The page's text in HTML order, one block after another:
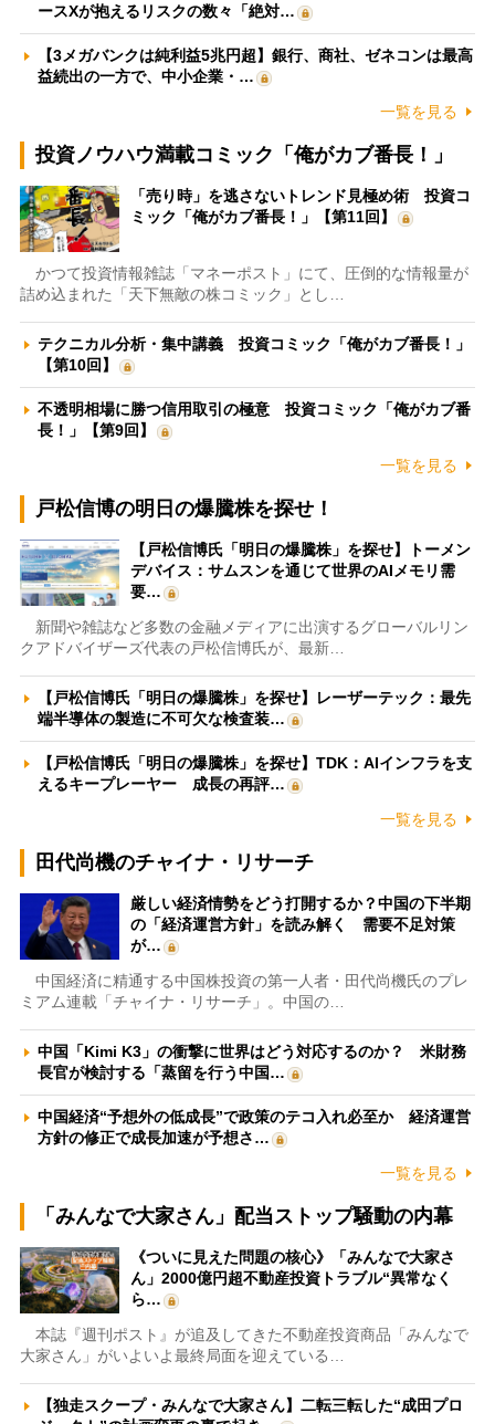
ースXが抱えるリスクの数々「絶対…
【3メガバンクは純利益5兆円超】銀行、商社、ゼネコンは最高
益続出の一方で、中小企業・…
一覧を見る
投資ノウハウ満載コミック「俺がカブ番長！」
「売り時」を逃さないトレンド見極め術 投資コ
ミック「俺がカブ番長！」【第11回】
かつて投資情報雑誌「マネーポスト」にて、圧倒的な情報量が
詰め込まれた「天下無敵の株コミック」とし…
テクニカル分析・集中講義 投資コミック「俺がカブ番長！」
【第10回】
不透明相場に勝つ信用取引の極意 投資コミック「俺がカブ番
長！」【第9回】
一覧を見る
戸松信博の明日の爆騰株を探せ！
【戸松信博氏「明日の爆騰株」を探せ】トーメン
デバイス：サムスンを通じて世界のAIメモリ需
要…
新聞や雑誌など多数の金融メディアに出演するグローバルリン
クアドバイザーズ代表の戸松信博氏が、最新…
【戸松信博氏「明日の爆騰株」を探せ】レーザーテック：最先
端半導体の製造に不可欠な検査装…
【戸松信博氏「明日の爆騰株」を探せ】TDK：AIインフラを支
えるキープレーヤー 成長の再評…
一覧を見る
田代尚機のチャイナ・リサーチ
厳しい経済情勢をどう打開するか？中国の下半期
の「経済運営方針」を読み解く 需要不足対策
が…
中国経済に精通する中国株投資の第一人者・田代尚機氏のプレ
ミアム連載「チャイナ・リサーチ」。中国の…
中国「Kimi K3」の衝撃に世界はどう対応するのか？ 米財務
長官が検討する「蒸留を行う中国…
中国経済“予想外の低成長”で政策のテコ入れ必至か 経済運営
方針の修正で成長加速が予想さ…
一覧を見る
「みんなで大家さん」配当ストップ騒動の内幕
《ついに見えた問題の核心》「みんなで大家さ
ん」2000億円超不動産投資トラブル“異常なく
ら…
本誌『週刊ポスト』が追及してきた不動産投資商品「みんなで
大家さん」がいよいよ最終局面を迎えている…
【独走スクープ・みんなで大家さん】二転三転した“成田プロ